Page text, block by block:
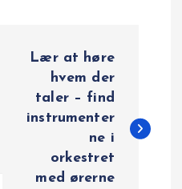
Lær at høre
hvem der
taler – find
instrumenter
ne i
orkestret
med ørerne